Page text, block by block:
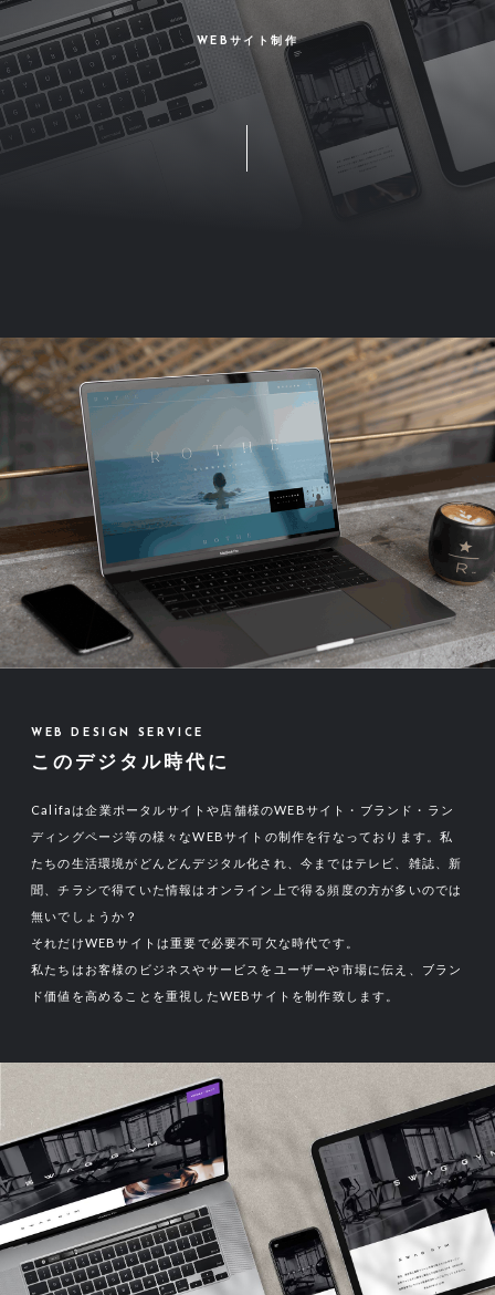
WEBサイト制作
WEB DESIGN SERVICE
このデジタル時代に
Califaは企業ポータルサイトや店舗様のWEBサイト・ブランド・ラン
ディングページ等の様々なWEBサイトの制作を行なっております。私
たちの生活環境がどんどんデジタル化され、今まではテレビ、雑誌、新
聞、チラシで得ていた情報はオンライン上で得る頻度の方が多いのでは
無いでしょうか？
それだけWEBサイトは重要で必要不可欠な時代です。
私たちはお客様のビジネスやサービスをユーザーや市場に伝え、ブラン
ド価値を高めることを重視したWEBサイトを制作致します。